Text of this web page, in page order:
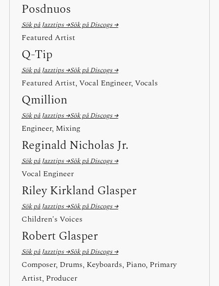
Posdnuos
Sök på Jazztips →Sök på Discogs →
Featured Artist
Q-Tip
Sök på Jazztips →Sök på Discogs →
Featured Artist, Vocal Engineer, Vocals
Qmillion
Sök på Jazztips →Sök på Discogs →
Engineer, Mixing
Reginald Nicholas Jr.
Sök på Jazztips →Sök på Discogs →
Vocal Engineer
Riley Kirkland Glasper
Sök på Jazztips →Sök på Discogs →
Children's Voices
Robert Glasper
Sök på Jazztips →Sök på Discogs →
Composer, Drums, Keyboards, Piano, Primary
Artist, Producer